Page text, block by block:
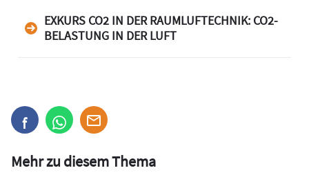
EXKURS CO2 IN DER RAUMLUFTECHNIK: CO2-
BELASTUNG IN DER LUFT
Mehr zu diesem Thema